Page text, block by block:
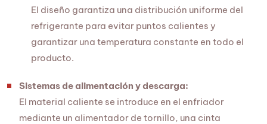
El diseño garantiza una distribución uniforme del
refrigerante para evitar puntos calientes y
garantizar una temperatura constante en todo el
producto.
Sistemas de alimentación y descarga:
El material caliente se introduce en el enfriador
mediante un alimentador de tornillo, una cinta